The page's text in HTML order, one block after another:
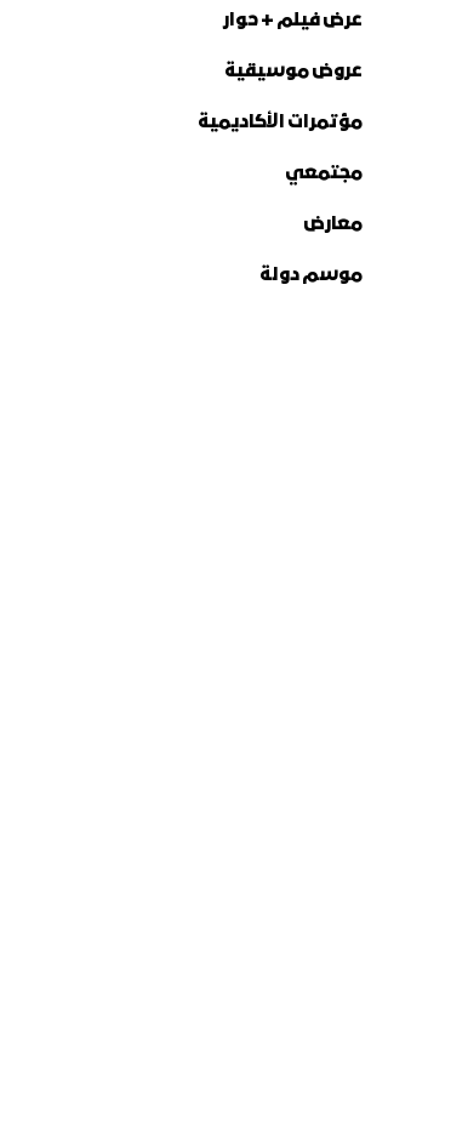
عرض فيلم + حوار
عروض موسيقية
مؤتمرات الأكاديمية
مجتمعي
معارض
موسم دولة